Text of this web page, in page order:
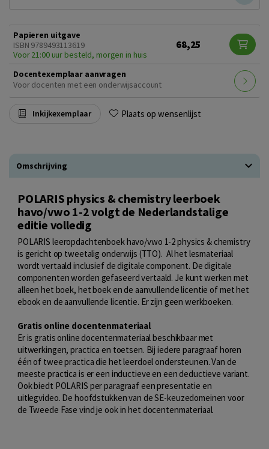
Papieren uitgave
ISBN 9789493113619
Voor 21:00 uur besteld, morgen in huis
68,25
Docentexemplaar aanvragen
Voor docenten met een onderwijsaccount
Inkijkexemplaar Plaats op wensenlijst
Omschrijving
POLARIS physics & chemistry leerboek
havo/vwo 1-2 volgt de Nederlandstalige
editie volledig
POLARIS leeropdachtenboek havo/vwo 1-2 physics & chemistry
is gericht op tweetalig onderwijs (TTO). Al het lesmateriaal
wordt vertaald inclusief de digitale component. De digitale
componenten worden gefaseerd vertaald. Je kunt werken met
alleen het boek, het boek en de aanvullende licentie of met het
ebook en de aanvullende licentie. Er zijn geen werkboeken.
Gratis online docentenmateriaal
Er is gratis online docentenmateriaal beschikbaar met
uitwerkingen, practica en toetsen. Bij iedere paragraaf horen
één of twee practica die het leerdoel ondersteunen. Van de
meeste practica is er een inductieve en een deductieve variant.
Ook biedt POLARIS per paragraaf een presentatie en
uitlegvideo. De hoofdstukken van de SE-keuzedomeinen voor
de Tweede Fase vind je ook in het docentenmateriaal.